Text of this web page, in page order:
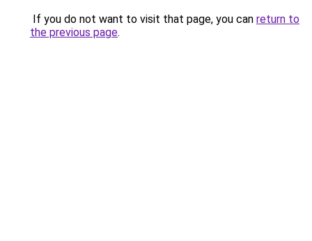
If you do not want to visit that page, you can return to
the previous page.